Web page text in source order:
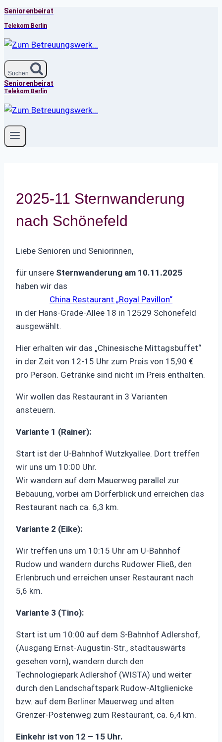
Zum
Inhalt
springen
Seniorenbeirat
Telekom Berlin
Suchen
Seniorenbeirat
Telekom Berlin
2025-11 Sternwanderung
nach Schönefeld
Liebe Senioren und Seniorinnen,
für unsere Sternwanderung am 10.11.2025
haben wir das
China Restaurant „Royal Pavillon“
in der Hans-Grade-Allee 18 in 12529 Schönefeld
ausgewählt.
Hier erhalten wir das „Chinesische Mittagsbuffet“
in der Zeit von 12‑15 Uhr zum Preis von 15,90 €
pro Person. Getränke sind nicht im Preis enthalten.
Wir wollen das Restaurant in 3 Varianten
ansteuern.
Variante 1 (Rainer):
Start ist der U-Bahnhof Wutzkyallee. Dort treffen
wir uns um 10:00 Uhr.
Wir wandern auf dem Mauerweg parallel zur
Bebauung, vorbei am Dörferblick und erreichen das
Restaurant nach ca. 6,3 km.
Variante 2 (Eike):
Wir treffen uns um 10:15 Uhr am U-Bahnhof
Rudow und wandern durchs Rudower Fließ, den
Erlenbruch und erreichen unser Restaurant nach
5,6 km.
Variante 3 (Tino):
Start ist um 10:00 auf dem S-Bahnhof Adlershof,
(Ausgang Ernst-Augustin-Str., stadtauswärts
gesehen vorn), wandern durch den
Technologiepark Adlershof (WISTA) und weiter
durch den Landschaftspark Rudow-Altglienicke
bzw. auf dem Berliner Mauerweg und alten
Grenzer-Postenweg zum Restaurant, ca. 6,4 km.
Einkehr ist von 12 – 15 Uhr.